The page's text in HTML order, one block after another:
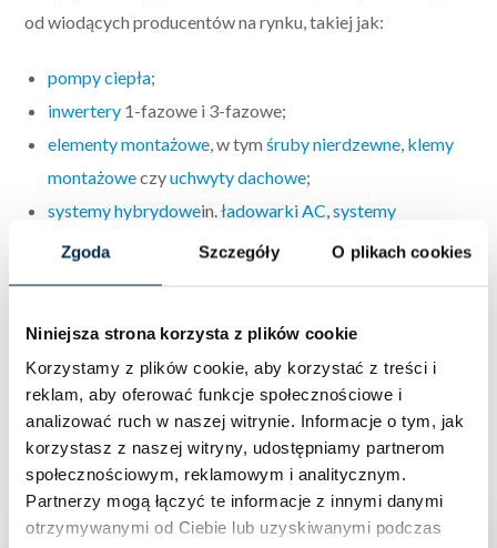
Zgoda Szczegóły O plikach cookies
Niniejsza strona korzysta z plików cookie
Korzystamy z plików cookie, aby korzystać z treści i
reklam, aby oferować funkcje społecznościowe i
analizować ruch w naszej witrynie. Informacje o tym, jak
korzystasz z naszej witryny, udostępniamy partnerom
społecznościowym, reklamowym i analitycznym.
Partnerzy mogą łączyć te informacje z innymi danymi
otrzymywanymi od Ciebie lub uzyskiwanymi podczas
od wiodących producentów na rynku, takiej jak:
pompy ciepła;
inwertery 1-fazowe i 3-fazowe;
elementy montażowe , w tymśruby nierdzewne klemy
montażoweczyuchwyty dachowe;
systemy hybrydowein.ładowarki AC ,systemy
bateryjne
rozwiązania All In One
Podobne produkty